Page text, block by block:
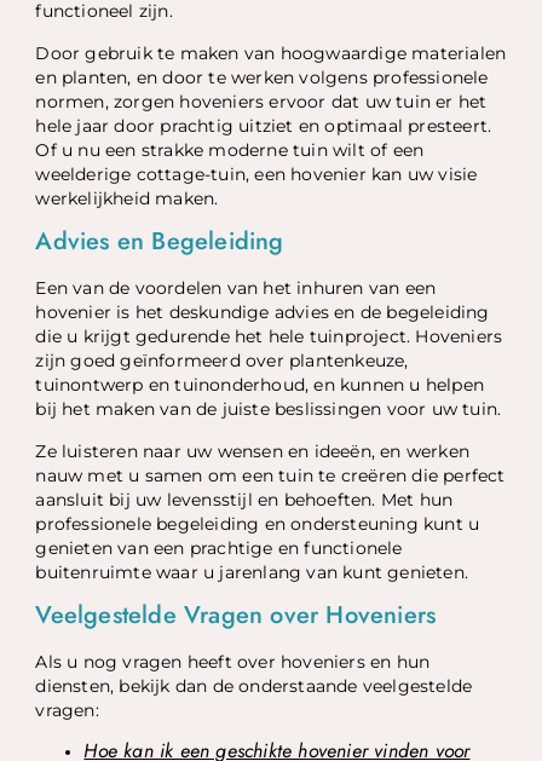
functioneel zijn.
Door gebruik te maken van hoogwaardige materialen
en planten, en door te werken volgens professionele
normen, zorgen hoveniers ervoor dat uw tuin er het
hele jaar door prachtig uitziet en optimaal presteert.
Of u nu een strakke moderne tuin wilt of een
weelderige cottage-tuin, een hovenier kan uw visie
werkelijkheid maken.
Advies en Begeleiding
Een van de voordelen van het inhuren van een
hovenier is het deskundige advies en de begeleiding
die u krijgt gedurende het hele tuinproject. Hoveniers
zijn goed geïnformeerd over plantenkeuze,
tuinontwerp en tuinonderhoud, en kunnen u helpen
bij het maken van de juiste beslissingen voor uw tuin.
Ze luisteren naar uw wensen en ideeën, en werken
nauw met u samen om een tuin te creëren die perfect
aansluit bij uw levensstijl en behoeften. Met hun
professionele begeleiding en ondersteuning kunt u
genieten van een prachtige en functionele
buitenruimte waar u jarenlang van kunt genieten.
Veelgestelde Vragen over Hoveniers
Als u nog vragen heeft over hoveniers en hun
diensten, bekijk dan de onderstaande veelgestelde
vragen:
Hoe kan ik een geschikte hovenier vinden voor